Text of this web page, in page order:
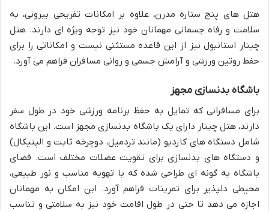
هتل های پنج ستاره مدرن، علاوه بر امکانات تفریحی بیرونی، به
سلامت و رفاه جسمانی مهمانان خود نیز توجه ویژه ای دارند. هتل
چینار استانبول نیز از این قاعده مستثنی نیست و امکاناتی را برای
حفظ روتین ورزشی و آرامش جسمی و روانی مسافران فراهم می آورد.
باشگاه بدنسازی مجهز
برای مسافرانی که تمایل به حفظ برنامه ورزشی خود در طول سفر
دارند، هتل چینار دارای یک باشگاه بدنسازی مجهز است. این باشگاه
شامل دستگاه های کاردیو (مانند تردمیل، دوچرخه ثابت و الپتیکال)
و دستگاه های بدنسازی برای تقویت عضلات مختلف است. فضای
باشگاه به گونه ای طراحی شده که با تهویه مناسب و نور طبیعی،
محیطی دلپذیر برای تمرینات فراهم آورد. این امکان به مهمانان
اجازه می دهد تا حتی در طول اقامت خود نیز به سلامتی و تناسب